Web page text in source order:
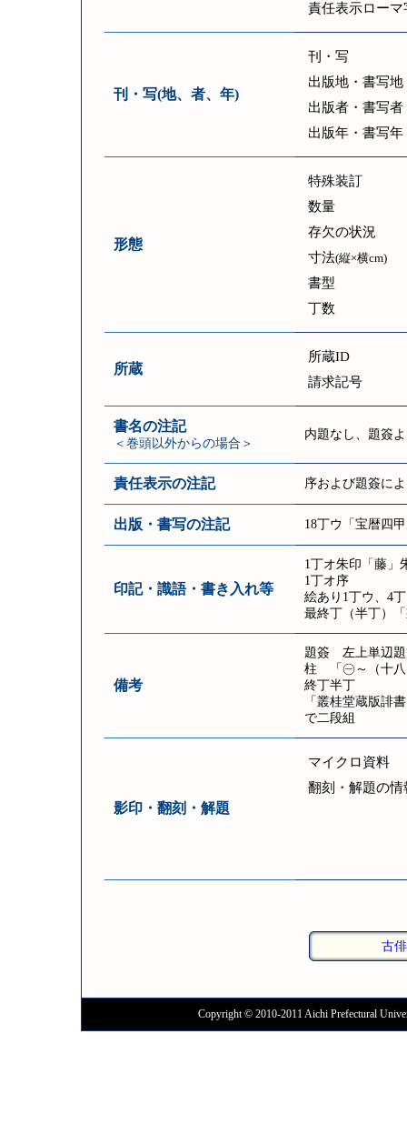
責任表示ローマ
刊・写(地、者、年)
刊・写
出版地・書写地
出版者・書写者
出版年・書写年
形態
特殊装訂
数量
存欠の状況
寸法(縦×横cm)
書型
丁数
所蔵
所蔵ID
請求記号
書名の注記
＜巻頭以外からの場合＞
内題なし、題簽
責任表示の注記 序および題簽に
出版・書写の注記 18丁ウ「宝暦四
印記・識語・書き入れ等
1丁オ朱印「藤」
1丁オ序
絵あり1丁ウ、4
最終丁（半丁）
備考
題簽 左上単辺
柱 「㊀～（十八
終丁半丁
「叢桂堂蔵版誹
で二段組
影印・翻刻・解題
マイクロ資料
翻刻・解題の情
古
Copyright © 2010-2011 Aichi Prefectural